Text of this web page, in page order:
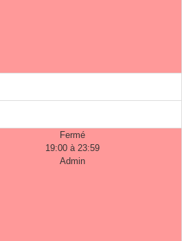
Fermé
19:00 à 23:59
Admin